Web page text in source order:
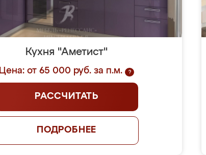
Кухня "Аметист"
Цена: от 65 000 руб. за п.м. ?
РАССЧИТАТЬ
ПОДРОБНЕЕ